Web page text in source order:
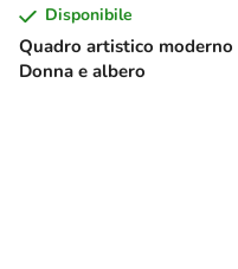
Quadro artistico moderno
Donna e albero
Disponibile